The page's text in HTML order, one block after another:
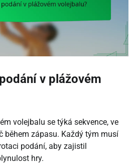
v plážovém
volejbalu se týká sekvence, ve
během zápasu. Každý tým musí
podání, aby zajistil
hry.